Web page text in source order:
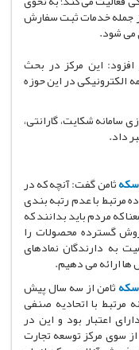
از جمله خدمات ثبت سفارش
می شود.
این مرکز در بحث
الکترونیکی در این حوزه
سامانه شکایت، گارانتی،
داد.
سکهثامن گفت: آنچه که در
مرتبط با عدم رتبه بندی
که مردم باید بدانند که
گسترده محصولات را
به دارندگان نمادهای
ارائه می دهیم.
سکهثامن از سه سال پیش
مرتبط با اتحادیه صنفی
مربوطه نیز تا اردیبهشت و خرداد سال ۹۷ دارای اعتبار بود و این در
سوی مرکز توسعه تجارت